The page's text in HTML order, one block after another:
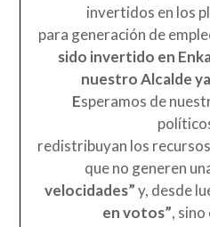
invertidos en los
para generación de
sido invertido en
nuestro Alcalde
Esperamos de
redistribuyan los
que no generen
velocidades”y, desde
en votos”, sino